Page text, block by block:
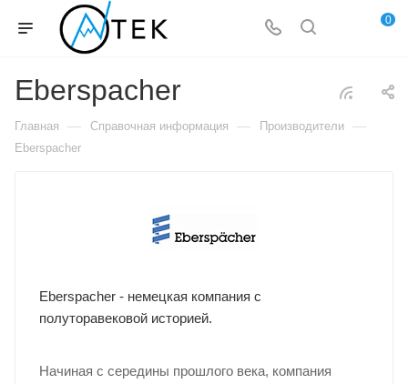
0
Eberspacher
Главная — Справочная информация — Производители —
Eberspacher
Eberspacher - немецкая компания с
полуторавековой историей.
Начиная с середины прошлого века, компания